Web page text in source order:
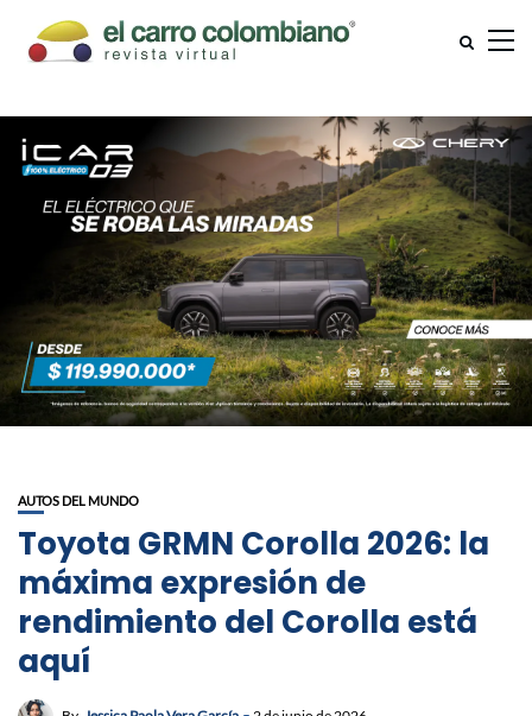
AUTOS DEL MUNDO
Toyota GRMN Corolla 2026: la
máxima expresión de
rendimiento del Corolla está
aquí